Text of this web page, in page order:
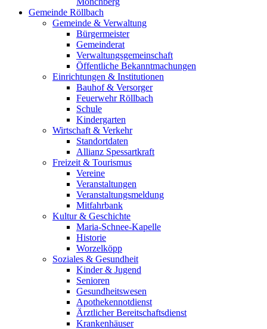
Gemeinde Röllbach
Gemeinde & Verwaltung
Bürgermeister
Gemeinderat
Verwaltungsgemeinschaft
Öffentliche Bekanntmachungen
Einrichtungen & Institutionen
Bauhof & Versorger
Feuerwehr Röllbach
Schule
Kindergarten
Wirtschaft & Verkehr
Standortdaten
Allianz Spessartkraft
Freizeit & Tourismus
Vereine
Veranstaltungen
Veranstaltungsmeldung
Mitfahrbank
Kultur & Geschichte
Maria-Schnee-Kapelle
Historie
Worzelköpp
Soziales & Gesundheit
Kinder & Jugend
Senioren
Gesundheitswesen
Apothekennotdienst
Ärztlicher Bereitschaftsdienst
Krankenhäuser